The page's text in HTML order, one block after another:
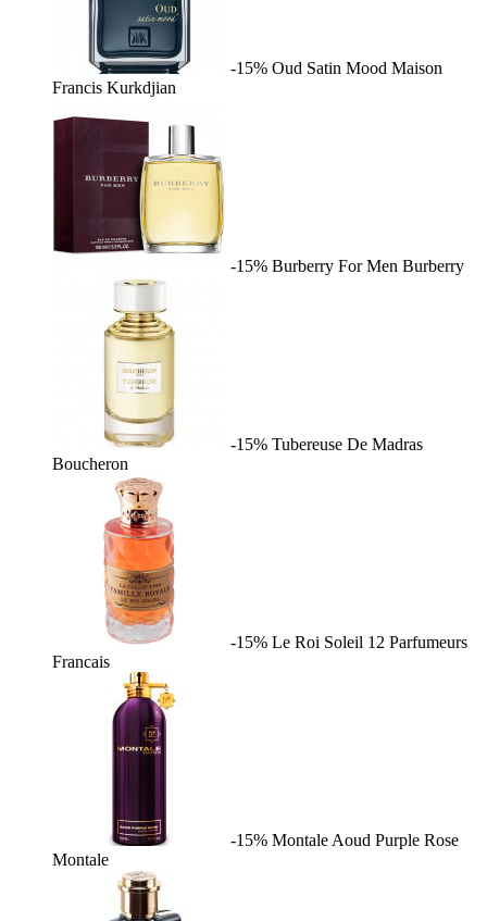
-15% Oud Satin Mood Maison
Francis Kurkdjian
-15% Burberry For Men Burberry
-15% Tubereuse De Madras
Boucheron
-15% Le Roi Soleil 12 Parfumeurs
Francais
-15% Montale Aoud Purple Rose
Montale